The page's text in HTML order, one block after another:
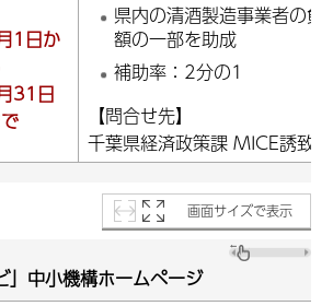
1日か
31日
県内の清酒製造事業者の
額の一部を助成
補助率：2分の1
【問合せ先】
千葉県経済政策課 MICE誘
画面サイズで表示
」中小機構ホームページ